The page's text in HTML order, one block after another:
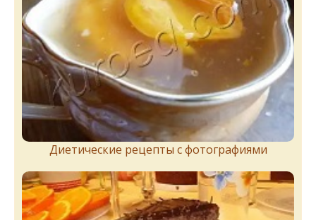
Диетические рецепты с фотографиями